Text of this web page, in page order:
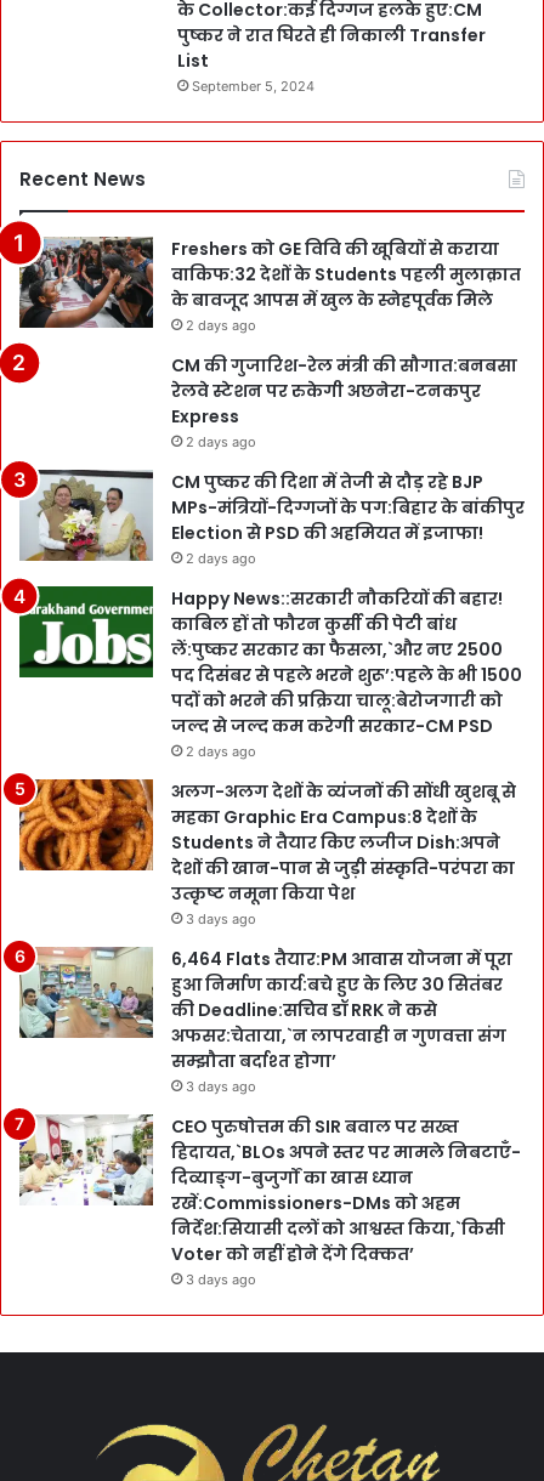
के Collector:कई दिग्गज हलके हुए:CM
पुष्कर ने रात घिरते ही निकाली Transfer
List
September 5, 2024
Recent News
Freshers को GE विवि की खूबियों से कराया
वाकिफ:32 देशों के Students पहली मुलाक़ात
के बावजूद आपस में खुल के स्नेहपूर्वक मिले
2 days ago
CM की गुजारिश-रेल मंत्री की सौगात:बनबसा
रेलवे स्टेशन पर रुकेगी अछनेरा-टनकपुर
Express
2 days ago
CM पुष्कर की दिशा में तेजी से दौड़ रहे BJP
MPs-मंत्रियों-दिग्गजों के पग:बिहार के बांकीपुर
Election से PSD की अहमियत में इजाफा!
2 days ago
Happy News::सरकारी नौकरियों की बहार!
काबिल हों तो फौरन कुर्सी की पेटी बांध
लें:पुष्कर सरकार का फैसला,`और नए 2500
पद दिसंबर से पहले भरने शुरू’:पहले के भी 1500
पदों को भरने की प्रक्रिया चालू:बेरोजगारी को
जल्द से जल्द कम करेगी सरकार-CM PSD
2 days ago
अलग-अलग देशों के व्यंजनों की सोंधी खुशबू से
महका Graphic Era Campus:8 देशों के
Students ने तैयार किए लजीज Dish:अपने
देशों की खान-पान से जुड़ी संस्कृति-परंपरा का
उत्कृष्ट नमूना किया पेश
3 days ago
6,464 Flats तैयार:PM आवास योजना में पूरा
हुआ निर्माण कार्य:बचे हुए के लिए 30 सितंबर
की Deadline:सचिव डॉ RRK ने कसे
अफसर:चेताया,`न लापरवाही न गुणवत्ता संग
सम्झौता बर्दाश्त होगा’
3 days ago
CEO पुरुषोत्तम की SIR बवाल पर सख्त
हिदायत,`BLOs अपने स्तर पर मामले निबटाएँ-
दिव्याङ्ग-बुजुर्गों का खास ध्यान
रखें:Commissioners-DMs को अहम
निर्देश:सियासी दलों को आश्वस्त किया,`किसी
Voter को नहीं होने देंगे दिक्कत’
3 days ago